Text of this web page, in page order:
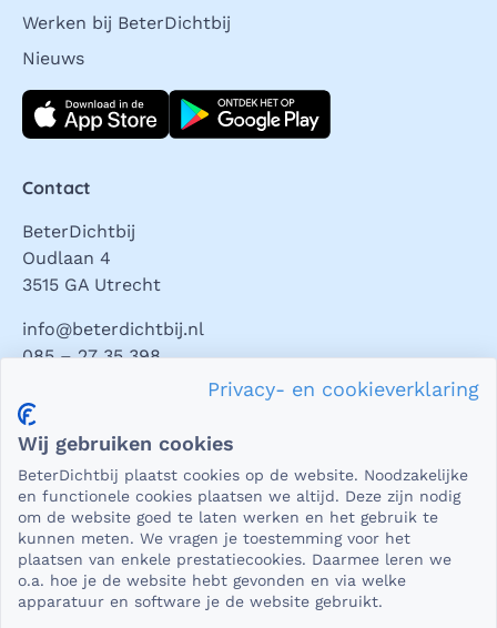
Werken bij BeterDichtbij
Nieuws
Download direct
Contact
BeterDichtbij
Oudlaan 4
3515 GA Utrecht
info@beterdichtbij.nl
085 – 27 35 398
Privacy en veiligheid
essentieel dat die beveiligd worden uitgewisseld. En dat
die gegevens niet in verkeerde handen vallen. Daar kun je
op rekenen bij BeterDichtbij.
Lees verder
Privacy- en cookieverklaring
Wij gebruiken cookies
BeterDichtbij plaatst cookies op de website. Noodzakelijke
en functionele cookies plaatsen we altijd. Deze zijn nodig
om de website goed te laten werken en het gebruik te
kunnen meten. We vragen je toestemming voor het
plaatsen van enkele prestatiecookies. Daarmee leren we
o.a. hoe je de website hebt gevonden en via welke
apparatuur en software je de website gebruikt.